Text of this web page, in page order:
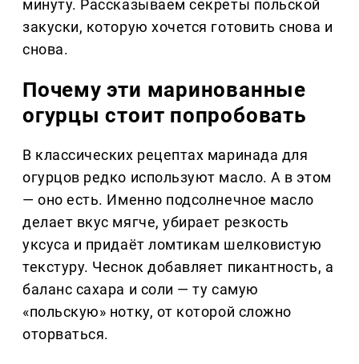
минуту. Рассказываем секреты польской
закуски, которую хочется готовить снова и
снова.
Почему эти маринованные
огурцы стоит попробовать
В классических рецептах маринада для
огурцов редко используют масло. А в этом
— оно есть. Именно подсолнечное масло
делает вкус мягче, убирает резкость
уксуса и придаёт ломтикам шелковистую
текстуру. Чеснок добавляет пикантность, а
баланс сахара и соли — ту самую
«польскую» нотку, от которой сложно
оторваться.